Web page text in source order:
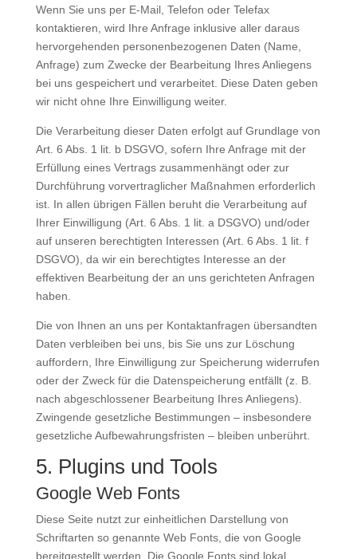
Wenn Sie uns per E-Mail, Telefon oder Telefax
kontaktieren, wird Ihre Anfrage inklusive aller daraus
hervorgehenden personenbezogenen Daten (Name,
Anfrage) zum Zwecke der Bearbeitung Ihres Anliegens
bei uns gespeichert und verarbeitet. Diese Daten geben
wir nicht ohne Ihre Einwilligung weiter.
Die Verarbeitung dieser Daten erfolgt auf Grundlage von
Art. 6 Abs. 1 lit. b DSGVO, sofern Ihre Anfrage mit der
Erfüllung eines Vertrags zusammenhängt oder zur
Durchführung vorvertraglicher Maßnahmen erforderlich
ist. In allen übrigen Fällen beruht die Verarbeitung auf
Ihrer Einwilligung (Art. 6 Abs. 1 lit. a DSGVO) und/oder
auf unseren berechtigten Interessen (Art. 6 Abs. 1 lit. f
DSGVO), da wir ein berechtigtes Interesse an der
effektiven Bearbeitung der an uns gerichteten Anfragen
haben.
Die von Ihnen an uns per Kontaktanfragen übersandten
Daten verbleiben bei uns, bis Sie uns zur Löschung
auffordern, Ihre Einwilligung zur Speicherung widerrufen
oder der Zweck für die Datenspeicherung entfällt (z. B.
nach abgeschlossener Bearbeitung Ihres Anliegens).
Zwingende gesetzliche Bestimmungen – insbesondere
gesetzliche Aufbewahrungsfristen – bleiben unberührt.
5. Plugins und Tools
Google Web Fonts
Diese Seite nutzt zur einheitlichen Darstellung von
Schriftarten so genannte Web Fonts, die von Google
bereitgestellt werden. Die Google Fonts sind lokal